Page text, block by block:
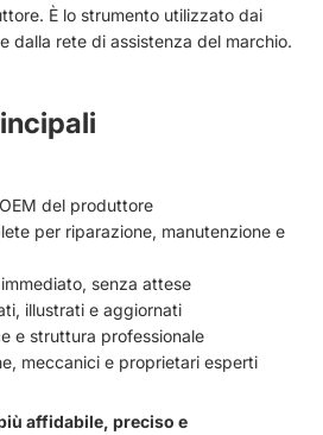
È lo strumento utilizzato dai
dalla rete di assistenza del marchio.
del produttore
per riparazione, manutenzione e
senza attese
illustrati e aggiornati
e struttura professionale
meccanici e proprietari esperti
affidabile, preciso e